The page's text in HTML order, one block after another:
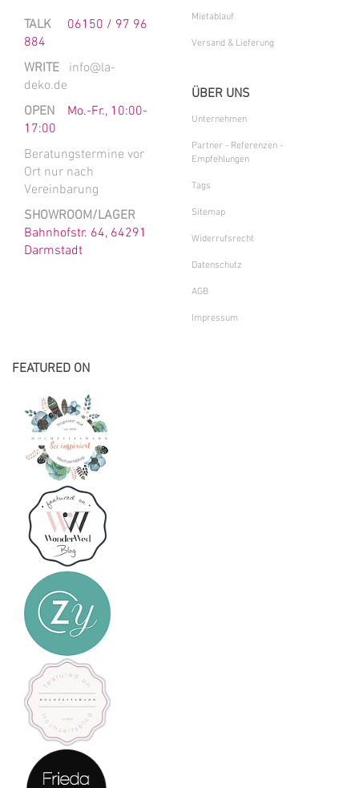
TALK 06150 / 97 96
884
WRITE info@la-
deko.de
OPEN Mo.-Fr., 10:00-
17:00
Beratungstermine vor
Ort nur nach
Vereinbarung
SHOWROOM/LAGER
Bahnhofstr. 64, 64291
Darmstadt
Mietablauf
Versand & Lieferung
ÜBER UNS
Unternehmen
Partner - Referenzen -
Empfehlungen
Tags
Sitemap
Widerrufsrecht
Datenschutz
AGB
Impressum
FEATURED ON